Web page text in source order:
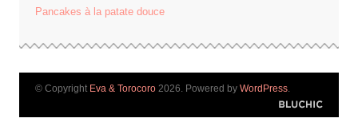
Pancakes à la patate douce
© Copyright Eva & Torocoro 2026. Powered by WordPress